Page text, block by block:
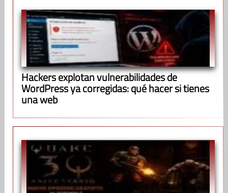
Hackers explotan vulnerabilidades de
WordPress ya corregidas: qué hacer si tienes
una web